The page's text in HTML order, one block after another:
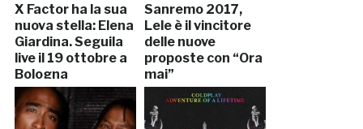
X Factor ha la sua
nuova stella: Elena
Giardina. Seguila
live il 19 ottobre a
Bologna
Sanremo 2017,
Lele è il vincitore
delle nuove
proposte con “Ora
mai”